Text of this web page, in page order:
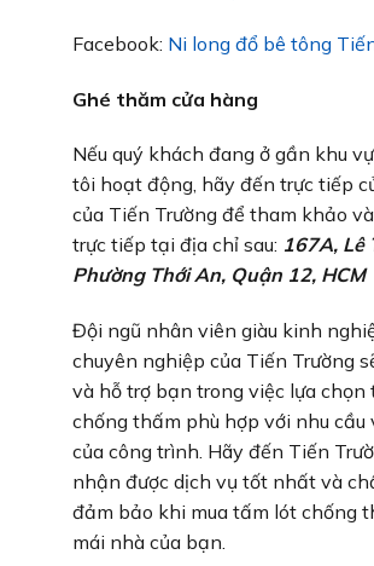
Facebook: Ni long đổ bê tông
Ghé thăm cửa hàng
Nếu quý khách đang ở gần khu
tôi hoạt động, hãy đến trực tiếp
của Tiến Trường để tham khảo
trực tiếp tại địa chỉ sau: 167A, Lê
Phường Thới An, Quận 12, HCM
Đội ngũ nhân viên giàu kinh
chuyên nghiệp của Tiến Trường
và hỗ trợ bạn trong việc lựa chọn
chống thấm phù hợp với nhu cầu
của công trình. Hãy đến Tiến
nhận được dịch vụ tốt nhất và
đảm bảo khi mua tấm lót chống
mái nhà của bạn.